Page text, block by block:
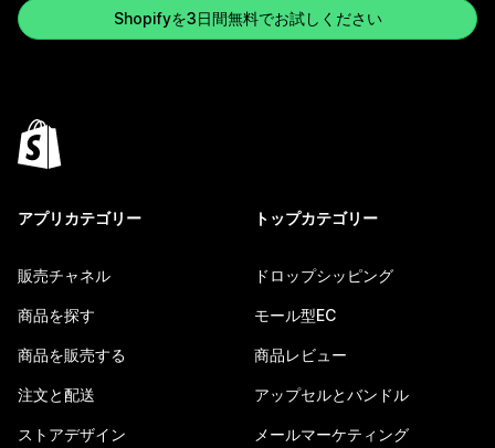
Shopifyを3日間無料でお試しください
アプリカテゴリー
販売チャネル
商品を探す
商品を販売する
注文と配送
ストアデザイン
トップカテゴリー
ドロップシッピング
モール型EC
商品レビュー
アップセルとバンドル
メールマーケティング